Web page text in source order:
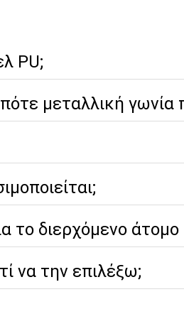
PU;
μεταλλική
το διερχόμενο
να την επιλέξω;